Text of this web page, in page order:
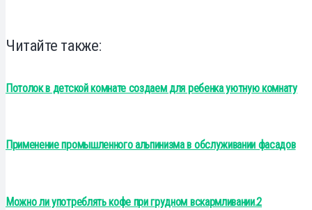
Читайте также:
Потолок в детской комнате создаем для ребенка уютную комнату
Применение промышленного альпинизма в обслуживании фасадов
Можно ли употреблять кофе при грудном вскармливании.2